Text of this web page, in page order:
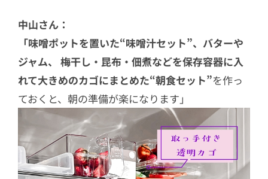
中山さん：
「味噌ポットを置いた“味噌汁セット”、バターや
ジャム、 梅干し・昆布・佃煮などを保存容器に入
れて大きめのカゴにまとめた“朝食セット”を作っ
ておくと、朝の準備が楽になります」